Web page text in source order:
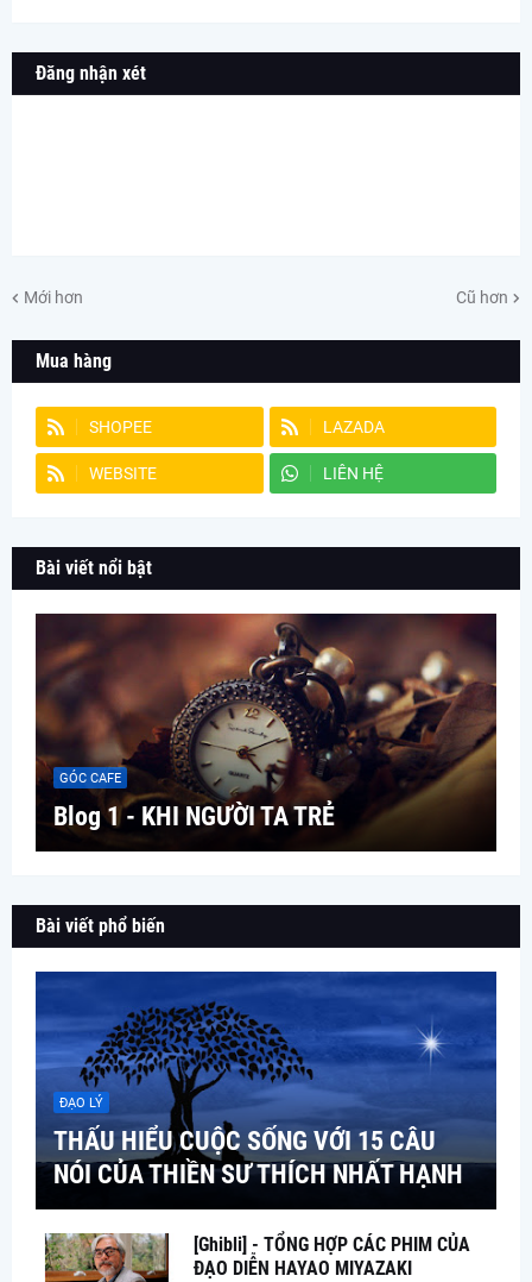
Đăng nhận xét
Mới hơn Cũ hơn
Mua hàng
SHOPEE LAZADA
WEBSITE LIÊN HỆ
Bài viết nổi bật
GÓC CAFE
Blog 1 - KHI NGƯỜI TA TRẺ
Bài viết phổ biến
ĐẠO LÝ
THẤU HIỂU CUỘC SỐNG VỚI 15 CÂU
NÓI CỦA THIỀN SƯ THÍCH NHẤT HẠNH
[Ghibli] - TỔNG HỢP CÁC PHIM CỦA
ĐẠO DIỄN HAYAO MIYAZAKI